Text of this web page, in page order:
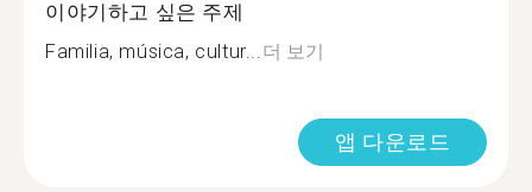
이야기하고 싶은 주제
Familia, música, cultur... 더 보기
앱 다운로드